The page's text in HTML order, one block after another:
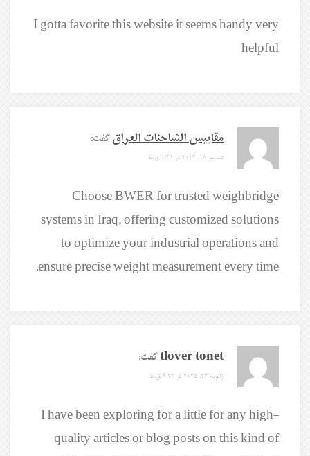
I gotta favorite this website it seems handy very
helpful
مقاييس الشاحنات العراق گفت:
دسامبر 18, 2024 در 1:41 ق.ظ
Choose BWER for trusted weighbridge
systems in Iraq, offering customized solutions
to optimize your industrial operations and
ensure precise weight measurement every time.
tlover tonet گفت:
ژانویه 24, 2025 در 6:23 ق.ظ
I have been exploring for a little for any high-
quality articles or blog posts on this kind of